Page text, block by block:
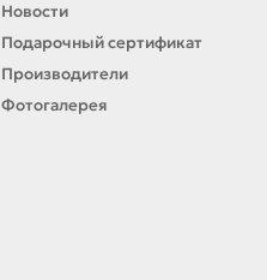
Новости
Подарочный сертификат
Производители
Фотогалерея